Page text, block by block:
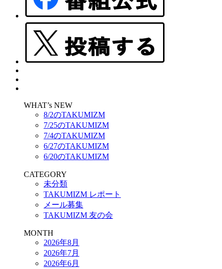
WHAT’s NEW
8/2のTAKUMIZM
7/25のTAKUMIZM
7/4のTAKUMIZM
6/27のTAKUMIZM
6/20のTAKUMIZM
CATEGORY
未分類
TAKUMIZM レポート
メール募集
TAKUMIZM 友の会
MONTH
2026年8月
2026年7月
2026年6月